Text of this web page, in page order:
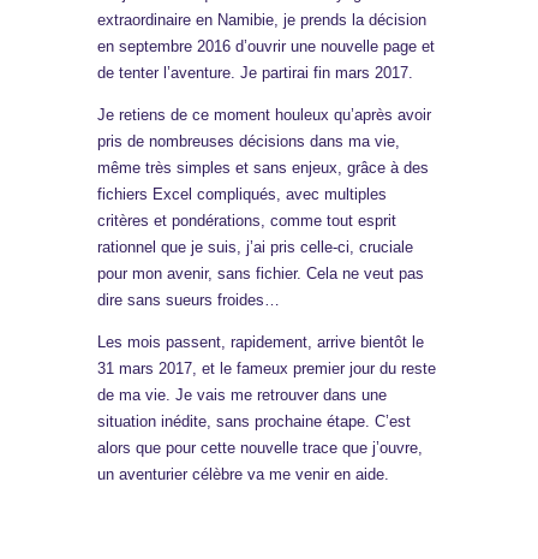
extraordinaire en Namibie, je prends la décision
en septembre 2016 d’ouvrir une nouvelle page et
de tenter l’aventure. Je partirai fin mars 2017.
Je retiens de ce moment houleux qu’après avoir
pris de nombreuses décisions dans ma vie,
même très simples et sans enjeux, grâce à des
fichiers Excel compliqués, avec multiples
critères et pondérations, comme tout esprit
rationnel que je suis, j’ai pris celle-ci, cruciale
pour mon avenir, sans fichier. Cela ne veut pas
dire sans sueurs froides…
Les mois passent, rapidement, arrive bientôt le
31 mars 2017, et le fameux premier jour du reste
de ma vie. Je vais me retrouver dans une
situation inédite, sans prochaine étape. C’est
alors que pour cette nouvelle trace que j’ouvre,
un aventurier célèbre va me venir en aide.